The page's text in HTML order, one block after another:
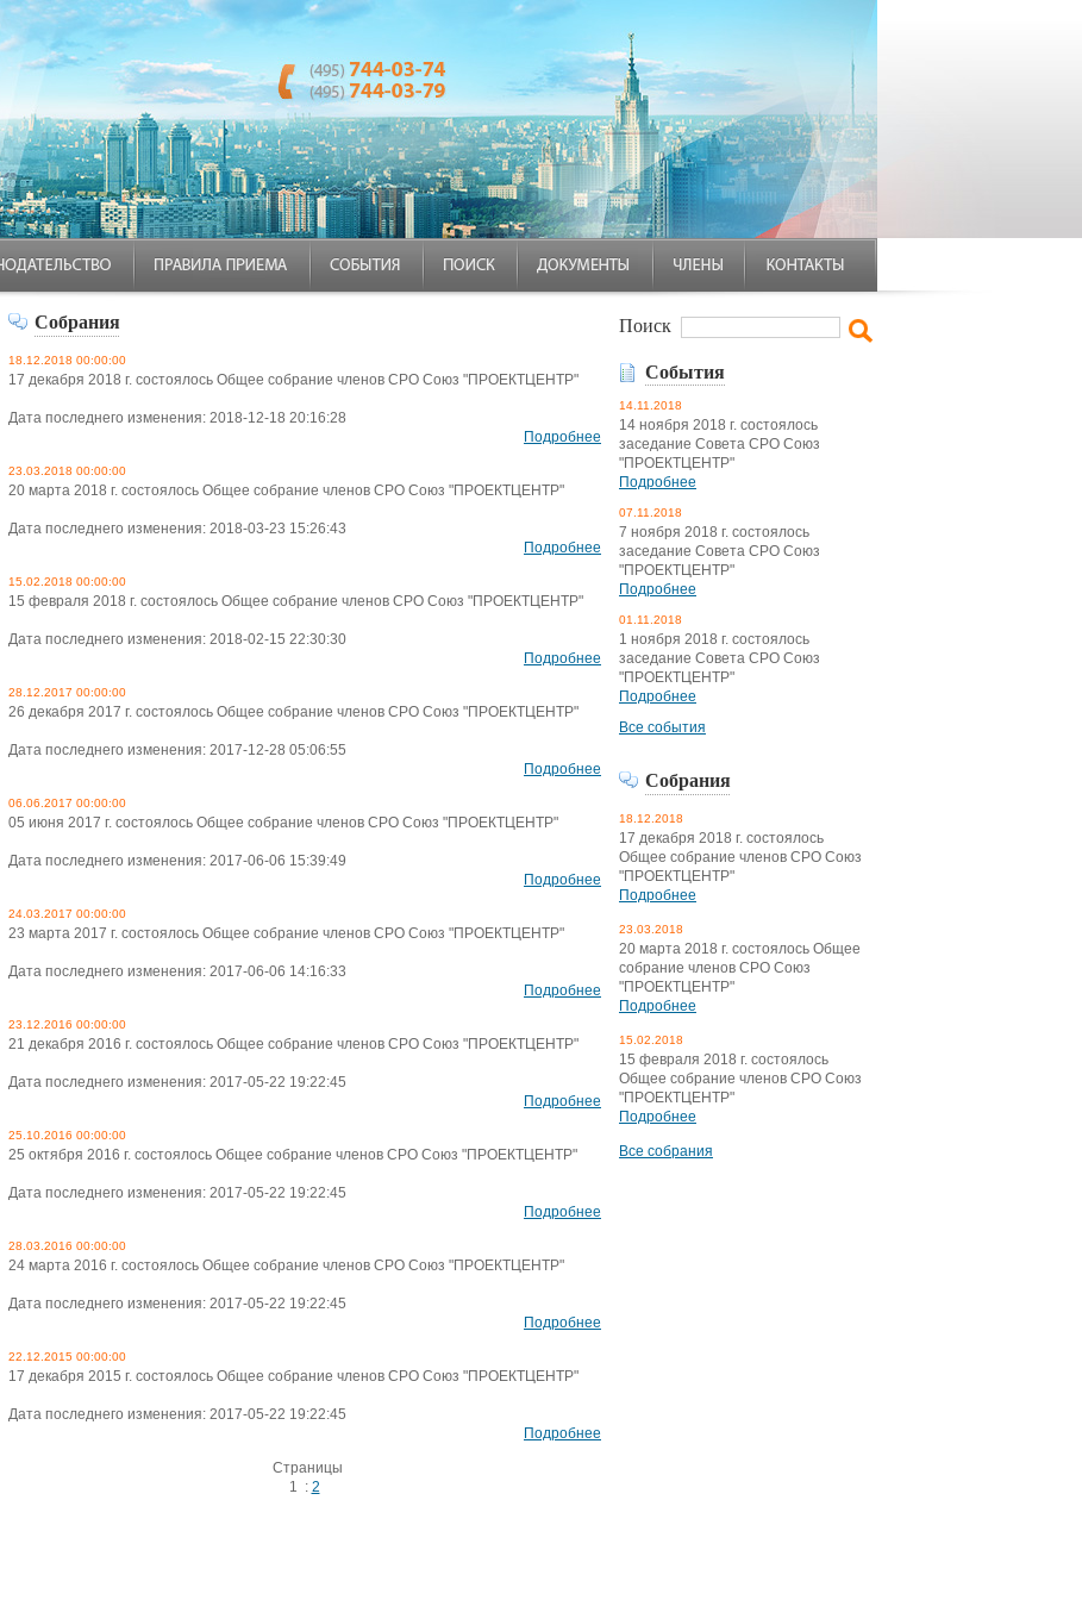
Собрания
18.12.2018 00:00:00
17 декабря 2018 г. состоялось Общее собрание членов СРО Союз "ПРОЕКТЦЕНТР"
Дата последнего изменения: 2018-12-18 20:16:28
Подробнее
23.03.2018 00:00:00
20 марта 2018 г. состоялось Общее собрание членов СРО Союз "ПРОЕКТЦЕНТР"
Дата последнего изменения: 2018-03-23 15:26:43
Подробнее
15.02.2018 00:00:00
15 февраля 2018 г. состоялось Общее собрание членов СРО Союз "ПРОЕКТЦЕНТР"
Дата последнего изменения: 2018-02-15 22:30:30
Подробнее
28.12.2017 00:00:00
26 декабря 2017 г. состоялось Общее собрание членов СРО Союз "ПРОЕКТЦЕНТР"
Дата последнего изменения: 2017-12-28 05:06:55
Подробнее
06.06.2017 00:00:00
05 июня 2017 г. состоялось Общее собрание членов СРО Союз "ПРОЕКТЦЕНТР"
Дата последнего изменения: 2017-06-06 15:39:49
Подробнее
24.03.2017 00:00:00
23 марта 2017 г. состоялось Общее собрание членов СРО Союз "ПРОЕКТЦЕНТР"
Дата последнего изменения: 2017-06-06 14:16:33
Подробнее
23.12.2016 00:00:00
21 декабря 2016 г. состоялось Общее собрание членов СРО Союз "ПРОЕКТЦЕНТР"
Дата последнего изменения: 2017-05-22 19:22:45
Подробнее
25.10.2016 00:00:00
25 октября 2016 г. состоялось Общее собрание членов СРО Союз "ПРОЕКТЦЕНТР"
Дата последнего изменения: 2017-05-22 19:22:45
Подробнее
28.03.2016 00:00:00
24 марта 2016 г. состоялось Общее собрание членов СРО Союз "ПРОЕКТЦЕНТР"
Дата последнего изменения: 2017-05-22 19:22:45
Подробнее
22.12.2015 00:00:00
17 декабря 2015 г. состоялось Общее собрание членов СРО Союз "ПРОЕКТЦЕНТР"
Дата последнего изменения: 2017-05-22 19:22:45
Подробнее
Страницы
1 : 2
Поиск
События
14.11.2018
14 ноября 2018 г. состоялось
заседание Совета СРО Союз
"ПРОЕКТЦЕНТР"
Подробнее
07.11.2018
7 ноября 2018 г. состоялось
заседание Совета СРО Союз
"ПРОЕКТЦЕНТР"
Подробнее
01.11.2018
1 ноября 2018 г. состоялось
заседание Совета СРО Союз
"ПРОЕКТЦЕНТР"
Подробнее
Все события
Собрания
18.12.2018
17 декабря 2018 г. состоялось
Общее собрание членов СРО Союз
"ПРОЕКТЦЕНТР"
Подробнее
23.03.2018
20 марта 2018 г. состоялось Общее
собрание членов СРО Союз
"ПРОЕКТЦЕНТР"
Подробнее
15.02.2018
15 февраля 2018 г. состоялось
Общее собрание членов СРО Союз
"ПРОЕКТЦЕНТР"
Подробнее
Все собрания